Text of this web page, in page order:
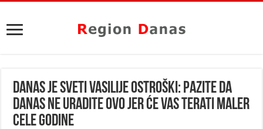
DANAS JE SVETI VASILIJE OSTROŠKI: Pazite da
danas NE URADITE OVO Jer će vas terati MALER
CELE GODINE